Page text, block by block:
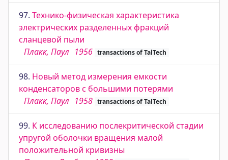
97. Технико-физическая характеристика
электрических разделенных фракций
сланцевой пыли
Плакк, Паул 1956 transactions of TalTech
98. Новый метод измерения емкости
конденсаторов с большими потерями
Плакк, Паул 1958 transactions of TalTech
99. К исследованию послекритической стадии
упругой оболочки вращения малой
положительной кривизны